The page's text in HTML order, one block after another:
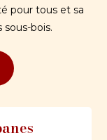
pour tous et sa
sous-bois.